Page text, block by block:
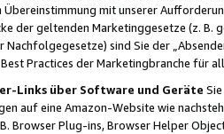
mit unserer
der geltenden Marketinggesetze (z. B.
sind Sie der
Practices der Marketingbranche für
Links über Software und Geräte
auf eine Amazon-Website wie
Browser Plug-ins, Browser Helper